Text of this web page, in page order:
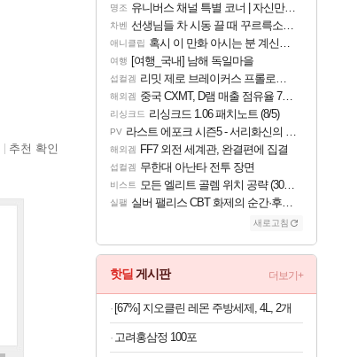
추천 확인
명조 유니버스 채널 특별 코너 | 자신만의 스타일
차벤 선생님들 차 시동 끌 때 꾸르륵소리나는데
애니클립 혹시 이 만화 아시는 분 계신가요
여행 [여행_국내] 남해 독일마을
섭컬겜 리밋 제로 브레이커스 프롤로그 테스트 후기 영상 업로드
해외겜 중국 CXMT, D램 매출 점유율 7%…글로벌 4위로 부상
리싱크드 리싱크드 1.06 패치노트 (8/5)
PV 라스트 에포크 시즌5 - 서리화신의 분노 티저
해외겜 FF7 외전 세계관, 완결편에 집결
섭컬겜 무한대 아난타 전투 장면
비스트 모든 엘리트 골렘 위치 공략 (30개) - 방랑 결투가
실팰 실버 팰리스 CBT 화제의 순간·후기 모음
새로고침
핫딜 게시판 더보기+
[67%] 지오클린 레몬 주방세제, 4L, 2개
고려홍삼정 100포